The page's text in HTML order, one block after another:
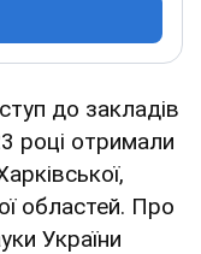
до закладів
році отримали
областей. Про
України